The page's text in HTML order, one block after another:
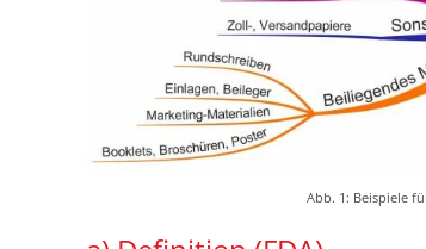
Abb. 1: Beispiele